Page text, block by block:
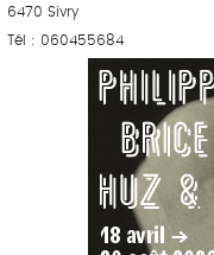
6470 Sivry
Tél : 060455684